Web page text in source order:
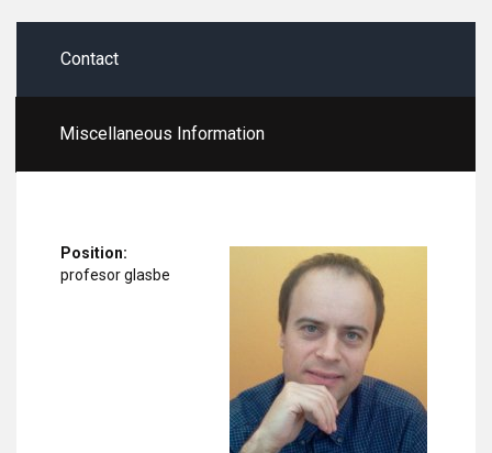
Contact
Miscellaneous Information
Position:
profesor glasbe